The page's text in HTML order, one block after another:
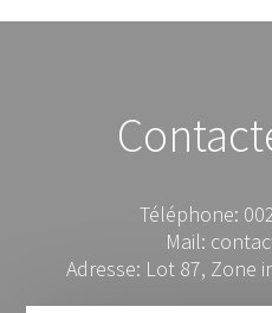
Téléphone:
Mail:
Adresse: Lot 87, Zone